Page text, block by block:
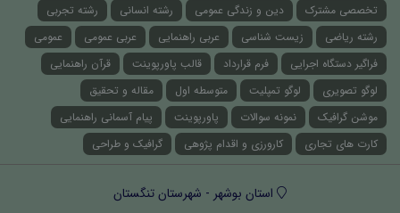
تخصصی مشترک
دین و زندگی عمومی رشته انسانی
رشته تجربی
رشته ریاضی
زیست شناسی عربی راهنمایی عربی عمومی
عمومی
فراگیر دستگاه اجرایی
فرم قرارداد قالب پاورپوینت
قرآن راهنمایی
لوگو تصویری
لوگو تمپلیت متوسطه اول
مقاله و تحقیق
موشن گرافیک
نمونه سوالات پاورپوینت
پیام آسمانی راهنمایی
کارت های تجاری
کارورزی و اقدام پژوهی گرافیک و طراحی
استان بوشهر - شهرستان تنگستان